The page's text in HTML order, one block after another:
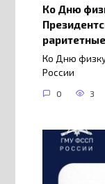
Ко Дню
Ко Дню
России
0 3